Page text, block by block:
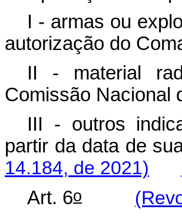
I - armas ou
autorização do
II - material
Comissão Nacional
III - outros
partir da data de
14.184, de 2021)
Art. 6o